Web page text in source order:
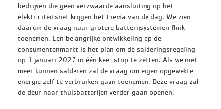
bedrijven die geen verzwaarde aansluiting op het
elektriciteitsnet krijgen het thema van de dag. We zien
daarom de vraag naar grotere batterijsystemen flink
toenemen. Een belangrijke ontwikkeling op de
consumentenmarkt is het plan om de salderingsregeling
op 1 januari 2027 in één keer stop te zetten. Als we niet
meer kunnen salderen zal de vraag om eigen opgewekte
energie zelf te verbruiken gaan toenemen. Deze vraag zal
de deur naar thuisbatterijen verder gaan openen.